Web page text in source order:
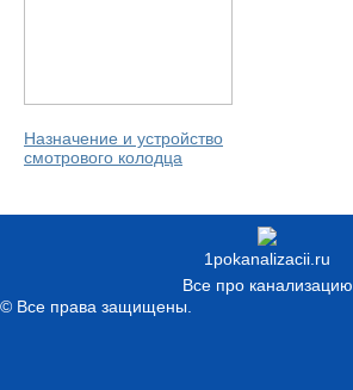
Назначение и устройство
смотрового колодца
1pokanalizacii.ru
Все про канализацию
© Все права защищены.